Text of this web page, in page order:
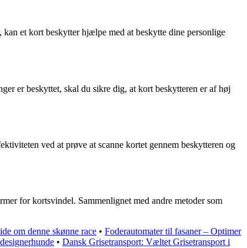
et kort beskytter hjælpe med at beskytte dine personlige
er beskyttet, skal du sikre dig, at kort beskytteren er af høj
ved at prøve at scanne kortet gennem beskytteren og
for kortsvindel. Sammenlignet med andre metoder som
om denne skønne race • Foderautomater til fasaner – Optimer
• Dansk Grisetransport: Væltet Grisetransport i